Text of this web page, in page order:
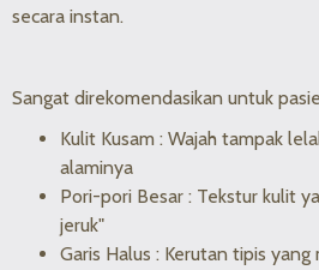
secara instan.
Sangat direkomendasikan untuk
Kulit Kusam : Wajah tampak
alaminya
Pori-pori Besar : Tekstur kulit
jeruk"
Garis Halus : Kerutan tipis